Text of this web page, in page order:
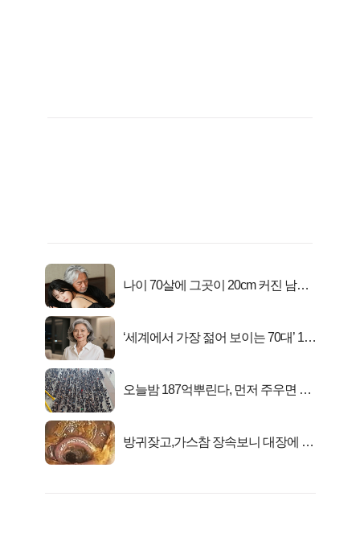
나이 70살에 그곳이 20cm 커진 남자..
‘세계에서 가장 젊어 보이는 70대’ 1위
오늘밤 187억뿌린다, 먼저 주우면 최
방귀잦고,가스참 장속보니 대장에 똥